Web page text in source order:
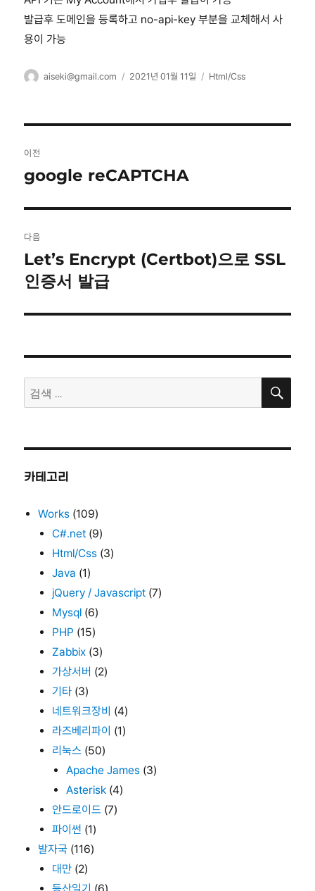
발급후 도메인을 등록하고 no-api-key 부분을 교체해서 사
용이 가능
글
aiseki@gmail.com
작
2021년 01월 11일
카
Html/Css
탐
이전
이
글:
google reCAPTCHA
다음
음
Let’s Encrypt (Certbot)으로 SSL
인증서 발급
검
색:
검
카테고리
Works (109)
C#.net (9)
Html/Css (3)
Java (1)
jQuery / Javascript (7)
Mysql (6)
PHP (15)
Zabbix (3)
가상서버 (2)
기타 (3)
네트워크장비 (4)
라즈베리파이 (1)
리눅스 (50)
Apache James (3)
Asterisk (4)
안드로이드 (7)
파이썬 (1)
발자국 (116)
대만 (2)